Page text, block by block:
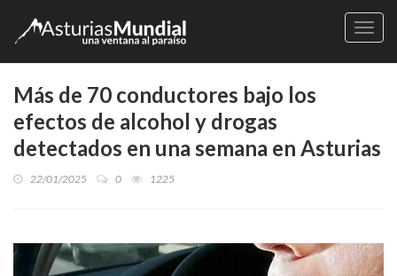
Más de 70 conductores bajo los
efectos de alcohol y drogas
detectados en una semana en Asturias
22/01/2025 0 1225